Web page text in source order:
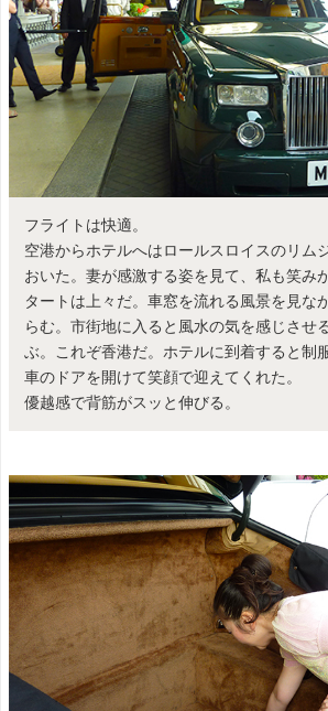
フライトは快適。
空港からホテルへはロールスロイスのリム
おいた。妻が感激する姿を見て、私も笑み
タートは上々だ。車窓を流れる風景を見な
らむ。市街地に入ると風水の気を感じさせ
ぶ。これぞ香港だ。ホテルに到着すると制
車のドアを開けて笑顔で迎えてくれた。
優越感で背筋がスッと伸びる。